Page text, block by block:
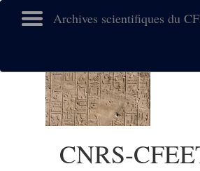
Archives scientifiques du
CNRS-